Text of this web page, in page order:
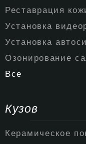
Реставрация
Установка
Установка
Озонирование
Все
Кузов
Керамическое